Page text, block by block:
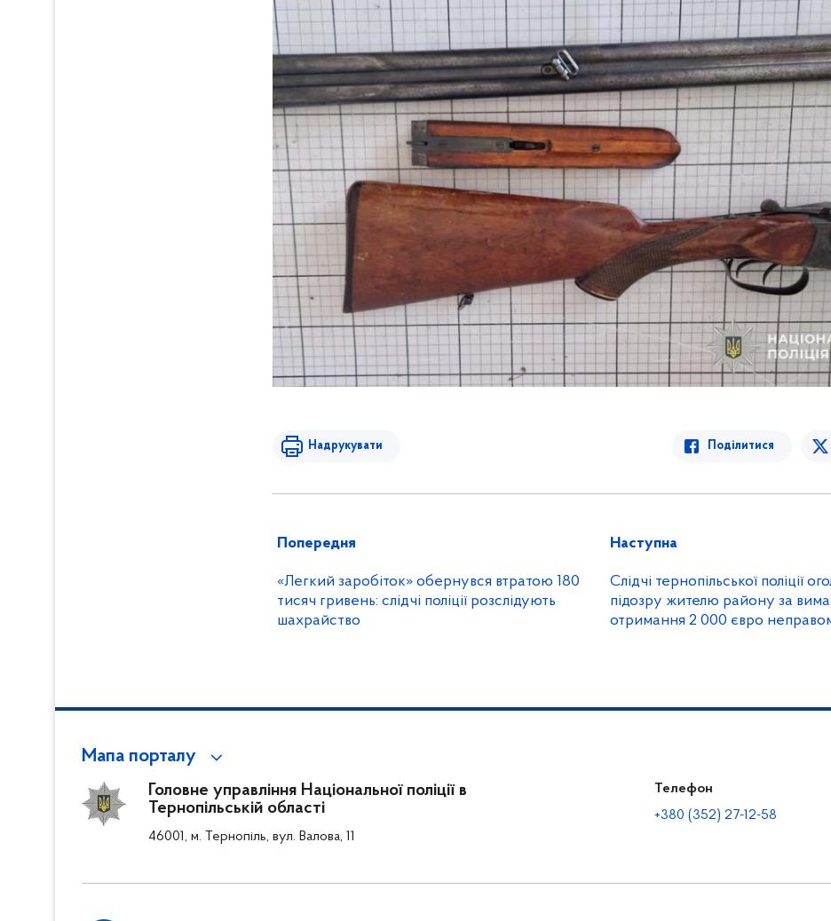
Надрукувати Поділитися
Попередня
«Легкий заробіток» обернувся втратою 180
тисяч гривень: слідчі поліції розслідують
шахрайство
Наступна
Слідчі тернопільської поліції
підозру жителю району за
отримання 2 000 євро
Мапа порталу
Головне управління Національної поліції в
Тернопільській області
46001, м. Тернопіль, вул. Валова, 11
Телефон
+380 (352) 27-12-58